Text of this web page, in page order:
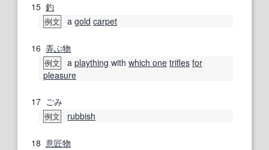
15 釣
例文 a gold carpet
16 弄ぶ物
例文 a plaything with which one trifles for
pleasure
17 ごみ
例文 rubbish
18 意匠物